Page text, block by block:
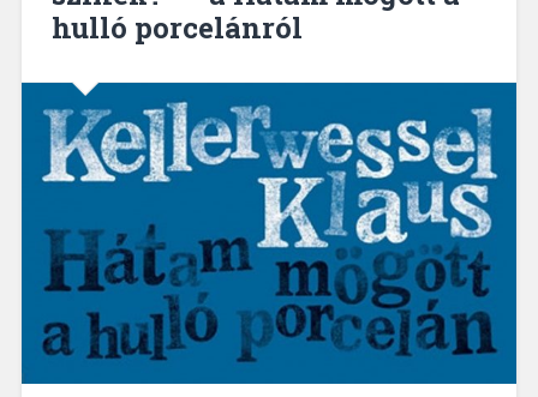
hulló porcelánról